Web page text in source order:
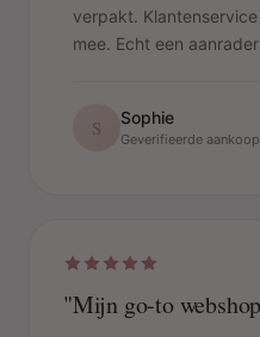
verpakt.
mee. Echt een
S Sophie
Geverifieerde aankoop
"Mijn go-to